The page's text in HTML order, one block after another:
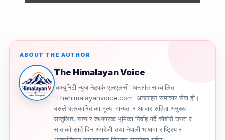
ABOUT THE AUTHOR
The Himalayan Voice
'कम्युनिटी न्युज नेटवर्क एलएलसी' अन्तर्गत सञ्चालित
'Thehimalayanvoice.com' अनलाइन समाचार सेवा हो।
यसले पत्रकारिताका मूल्य-मान्यता र आचार संहिता अनुरूप
सन्तुलित, सत्य र तथ्यपरक भूमिका निर्वाह गर्दै चौबीसै घण्टा र
साताको सातै दिन अंग्रेजी तथा नेपाली भाषामा राष्ट्रिय र